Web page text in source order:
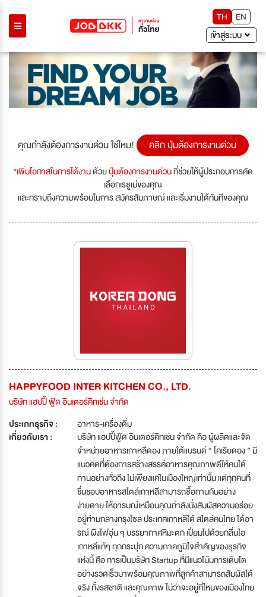
TH
EN
เข้าสู่ระบบ
คุณกำลังต้องการงานด่วน ใช่ไหม! คลิก ปุ่มต้องการงานด่วน
*เพิ่มโอกาสในการได้งานด้วยปุ่มต้องการงานด่วนที่ช่วยให้ผู้ประกอบการคัด
เลือกเรซูเม่ของคุณ
และทราบถึงความพร้อมในการ สมัครสัมภาษณ์ และเริ่มงานได้ทันทีของคุณ
HAPPYFOOD INTER KITCHEN CO., LTD.
บริษัท แฮปปี้ ฟู้ด อินเตอร์คิทเช่น จำกัด
ประเภทธุรกิจ :
อาหาร-เครื่องดื่ม
เกี่ยวกับเรา :
บริษัท แฮปปี้ฟู้ด อินเตอร์คิทเช่น จำกัด คือ ผู้ผลิตและจัด
จำหน่ายอาหารเกาหลีดอง ภายใต้แบรนด์ “ โคเรียดอง ” มี
แนวคิดที่ต้องการสร้างสรรค์อาหารคุณภาพดีให้คนได้
ทานอย่างทั่วถึง ไม่เพียงแค่ในเมืองใหญ่เท่านั้น แต่ทุกคนที่
ชื่นชอบอาหารสไตล์เกาหลีสามารถซื้อทานกันอย่าง
ง่ายดาย ให้อารมณ์เหมือนคุณกำลังนั่งสัมผัสความอร่อย
อยู่ท่ามกลางกรุงโซล ประเทศเกาหลีใต้ สไตล์คนไทย ได้อา
รณ์ ผิงไฟอุ่น ๆ บรรยากาศหิมะตก เปี่ยมไปด้วยกลิ่นไอ
เกาหลีแท้ๆ ทุกกระปุก ความภาคภูมิใจสำคัญของธุรกิจ
แห่งนี้ คือ การเป็นบริษัท Startup ที่มีแนวโน้มการเติบโต
อย่างรวดเร็วมาพร้อมคุณภาพที่ลูกค้าสามารถสัมผัสได้
จริง ทั้งรสชาติ และคุณภาพ ไม่ว่าจะอยู่ที่ไหนของเมืองไทย